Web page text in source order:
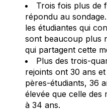
Trois fois plus de
répondu au
les étudiantes qui
sont beaucoup plus
qui partagent cette
Plus des trois-
rejoints ont 30 ans et
pères-étudiants, 36
élevée que celle des
à 34 ans.